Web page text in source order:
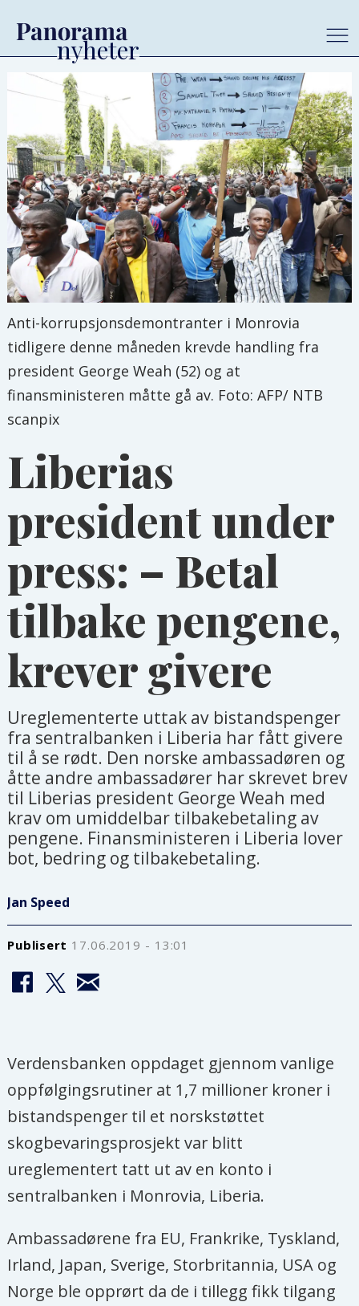
Anti-korrupsjonsdemontranter i Monrovia
tidligere denne måneden krevde handling fra
president George Weah (52) og at
finansministeren måtte gå av. Foto: AFP/ NTB
scanpix
Liberias
president under
press: – Betal
tilbake pengene,
krever givere
Ureglementerte uttak av bistandspenger
fra sentralbanken i Liberia har fått givere
til å se rødt. Den norske ambassadøren og
åtte andre ambassadører har skrevet brev
til Liberias president George Weah med
krav om umiddelbar tilbakebetaling av
pengene. Finansministeren i Liberia lover
bot, bedring og tilbakebetaling.
Jan Speed
Publisert 17.06.2019 - 13:01
Verdensbanken oppdaget gjennom vanlige
oppfølgingsrutiner at 1,7 millioner kroner i
bistandspenger til et norskstøttet
skogbevaringsprosjekt var blitt
ureglementert tatt ut av en konto i
sentralbanken i Monrovia, Liberia.
Ambassadørene fra EU, Frankrike, Tyskland,
Irland, Japan, Sverige, Storbritannia, USA og
Norge ble opprørt da de i tillegg fikk tilgang